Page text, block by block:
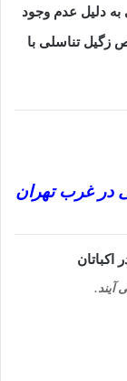
به دلیل عدم وجود
زگیل تناسلی با
در غرب تهران
آیند.